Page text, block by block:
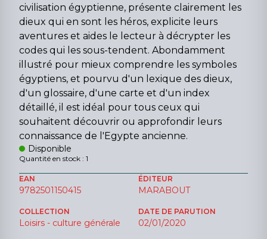
civilisation égyptienne, présente clairement les
dieux qui en sont les héros, explicite leurs
aventures et aides le lecteur à décrypter les
codes qui les sous-tendent. Abondamment
illustré pour mieux comprendre les symboles
égyptiens, et pourvu d'un lexique des dieux,
d'un glossaire, d'une carte et d'un index
détaillé, il est idéal pour tous ceux qui
souhaitent découvrir ou approfondir leurs
connaissance de l'Egypte ancienne.
Disponible
Quantité en stock : 1
EAN
9782501150415
ÉDITEUR
MARABOUT
COLLECTION
Loisirs - culture générale
DATE DE PARUTION
02/01/2020